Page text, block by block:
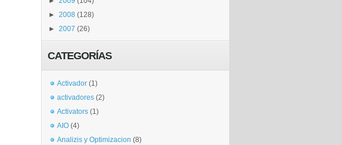
► 2008 (128)
► 2007 (26)
CATEGORÍAS
Activador (1)
activadores (2)
Activators (1)
AIO (4)
Analizis y Optimizacion (8)